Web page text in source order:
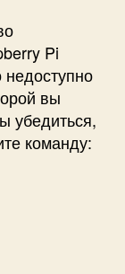
Pi
вы
убедиться,
команду: